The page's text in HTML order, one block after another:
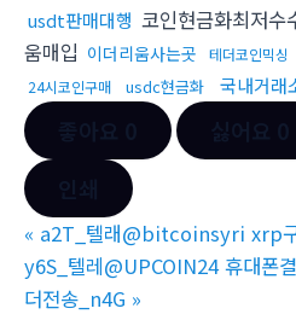
usdt판매대행 코인현금화최저수
움매입 이더리움사는곳 테더코인믹싱
24시코인구매 usdc현금화 국내거래
« a2T_텔래@bitcoinsyri xrp
y6S_텔레@UPCOIN24 휴대폰
더전송_n4G »